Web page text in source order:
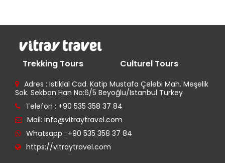
Trekking Tours Culturel Tours
Adres : Istiklal Cad. Katip Mustafa Çelebi Mah. Meşelik
Sok. Sekban Han No:6/5 Beyoğlu/Istanbul Turkey
Telefon : +90 535 358 37 84
Mail: info@vitraytravel.com
Whatsapp : +90 535 358 37 84
https://vitraytravel.com